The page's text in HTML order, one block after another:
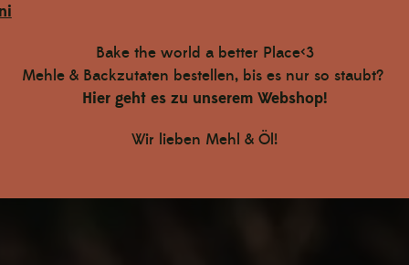
Bake the world a better Place<3
Mehle & Backzutaten bestellen, bis es nur so staubt?
Hier geht es zu unserem Webshop!
Wir lieben Mehl & Öl!